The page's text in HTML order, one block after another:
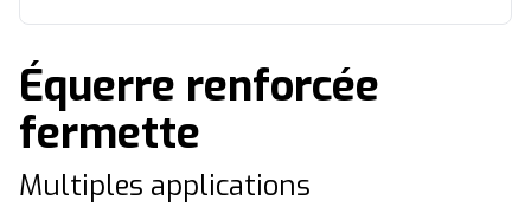
Équerre renforcée
fermette
Multiples applications